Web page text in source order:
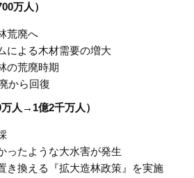
万人）
荒廃へ
による木材需要の増大
の荒廃時期
から回復
万人→ 1億2千万人）
ったような大水害が発生
き換える『拡大造林政策』を実施